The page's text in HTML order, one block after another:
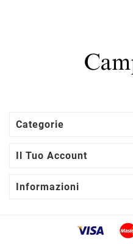
Categorie
Il Tuo Account
Informazioni